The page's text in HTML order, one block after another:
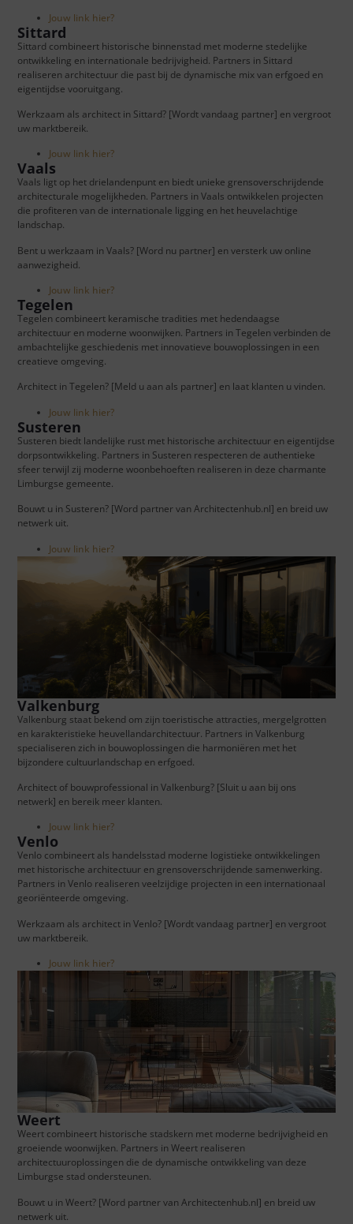
Sittard
Sittard combineert historische binnenstad met moderne stedelijke
ontwikkeling en internationale bedrijvigheid. Partners in Sittard
realiseren architectuur die past bij de dynamische mix van erfgoed en
eigentijdse vooruitgang.
Werkzaam als architect in Sittard? [Wordt vandaag partner] en vergroot
uw marktbereik.
Jouw link hier?
Jouw link hier?
Susteren
Susteren biedt landelijke rust met historische architectuur en eigentijdse
dorpsontwikkeling. Partners in Susteren respecteren de authentieke
sfeer terwijl zij moderne woonbehoeften realiseren in deze charmante
Limburgse gemeente.
Bouwt u in Susteren? [Word partner van Architectenhub.nl] en breid uw
netwerk uit.
Jouw link hier?
Tegelen
Tegelen combineert keramische tradities met hedendaagse
architectuur en moderne woonwijken. Partners in Tegelen verbinden de
ambachtelijke geschiedenis met innovatieve bouwoplossingen in een
creatieve omgeving.
Architect in Tegelen? [Meld u aan als partner] en laat klanten u vinden.
Jouw link hier?
Vaals
Vaals ligt op het drielandenpunt en biedt unieke grensoverschrijdende
architecturale mogelijkheden. Partners in Vaals ontwikkelen projecten
die profiteren van de internationale ligging en het heuvelachtige
landschap.
Bent u werkzaam in Vaals? [Word nu partner] en versterk uw online
aanwezigheid.
Jouw link hier?
Valkenburg
Valkenburg staat bekend om zijn toeristische attracties, mergelgrotten
en karakteristieke heuvellandarchitectuur. Partners in Valkenburg
specialiseren zich in bouwoplossingen die harmoniëren met het
bijzondere cultuurlandschap en erfgoed.
Architect of bouwprofessional in Valkenburg? [Sluit u aan bij ons
netwerk] en bereik meer klanten.
Jouw link hier?
Venlo
Venlo combineert als handelsstad moderne logistieke ontwikkelingen
met historische architectuur en grensoverschrijdende samenwerking.
Partners in Venlo realiseren veelzijdige projecten in een internationaal
georiënteerde omgeving.
Werkzaam als architect in Venlo? [Wordt vandaag partner] en vergroot
uw marktbereik.
Jouw link hier?
Weert
Weert combineert historische stadskern met moderne bedrijvigheid en
groeiende woonwijken. Partners in Weert realiseren
architectuuroplossingen die de dynamische ontwikkeling van deze
Limburgse stad ondersteunen.
Bouwt u in Weert? [Word partner van Architectenhub.nl] en breid uw
netwerk uit.